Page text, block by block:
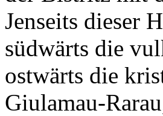
Jenseits dieser
südwärts die
ostwärts die
Giulamau-